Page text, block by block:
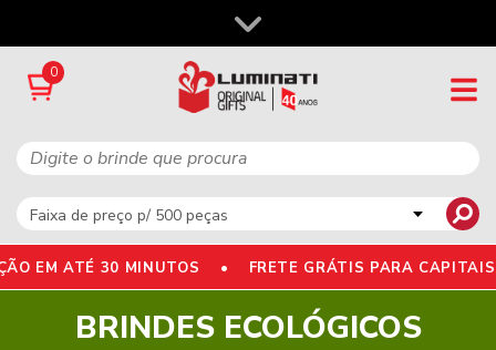
0
EM ATÉ 30 MINUTOS • FRETE GRÁTIS PARA
BRINDES ECOLÓGICOS